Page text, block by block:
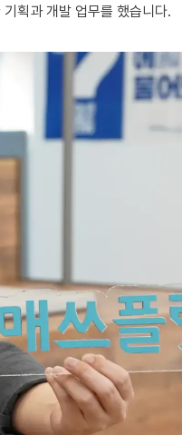
획과 개발 업무를 했습니다.